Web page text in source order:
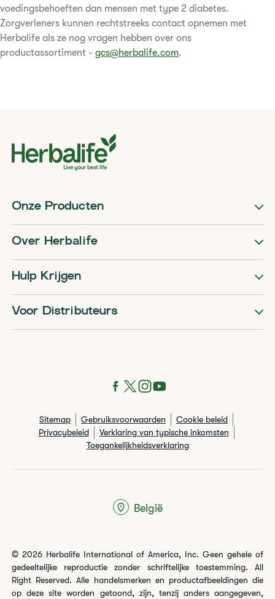
voedingsbehoeften dan mensen met type 2 diabetes.
Zorgverleners kunnen rechtstreeks contact opnemen met
Herbalife als ze nog vragen hebben over ons
productassortiment - gcs@herbalife.com.
Onze Producten
Over Herbalife
Hulp Krijgen
Voor Distributeurs
Sitemap Gebruiksvoorwaarden
Cookie beleid
Privacybeleid
Verklaring van typische inkomsten
Toegankelijkheidsverklaring
© 2026 Herbalife International of America, Inc. Geen gehele of
gedeeltelijke reproductie zonder schriftelijke toestemming. All
Right Reserved. Alle handelsmerken en productafbeeldingen die
op deze site worden getoond, zijn, tenzij anders aangegeven,
België